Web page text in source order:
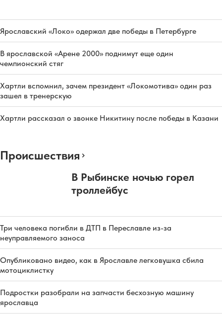
Ярославский «Локо» одержал две победы в Петербурге
В ярославской «Арене 2000» поднимут еще один
чемпионский стяг
Хартли вспомнил, зачем президент «Локомотива» один раз
зашел в тренерскую
Хартли рассказал о звонке Никитину после победы в Казани
Происшествия
В Рыбинске ночью горел
троллейбус
Три человека погибли в ДТП в Переславле из-за
неуправляемого заноса
Опубликовано видео, как в Ярославле легковушка сбила
мотоциклистку
Подростки разобрали на запчасти бесхозную машину
ярославца